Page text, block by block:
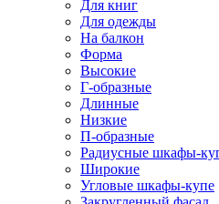
Для книг
Для одежды
На балкон
Форма
Высокие
Г-образные
Длинные
Низкие
П-образные
Радиусные шкафы-
Широкие
Угловые шкафы-купе